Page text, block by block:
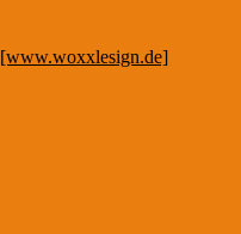
[www.woxxlesign.de]